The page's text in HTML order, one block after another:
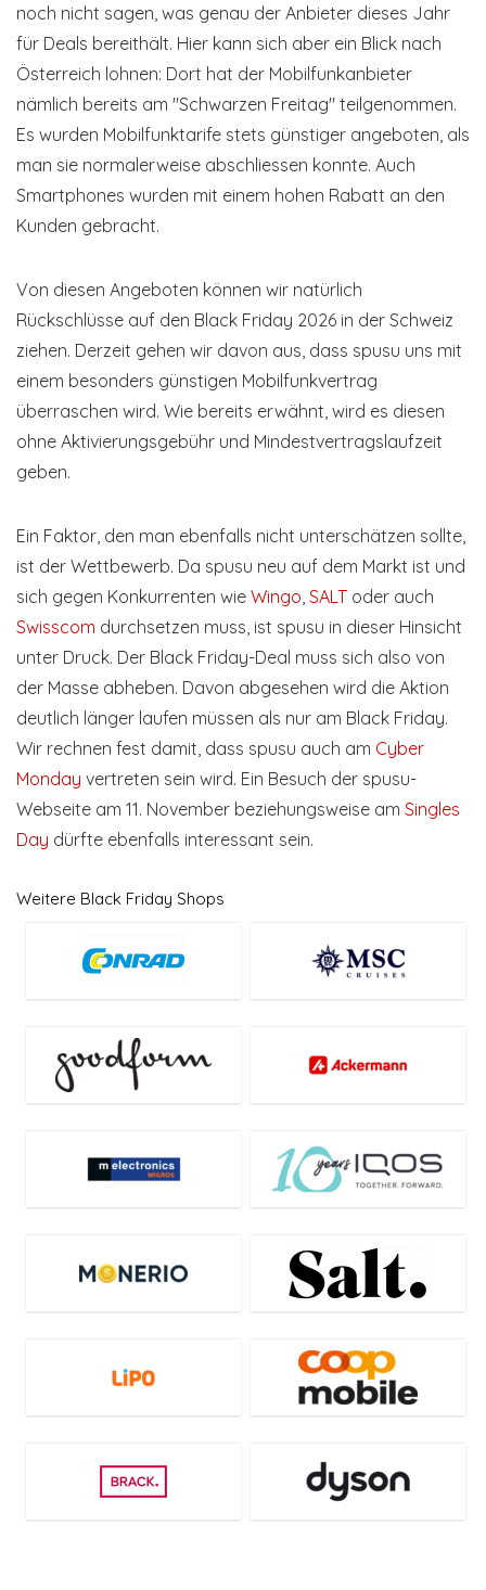
noch nicht sagen, was genau der Anbieter dieses Jahr
für Deals bereithält. Hier kann sich aber ein Blick nach
Österreich lohnen: Dort hat der Mobilfunkanbieter
nämlich bereits am "Schwarzen Freitag" teilgenommen.
Es wurden Mobilfunktarife stets günstiger angeboten, als
man sie normalerweise abschliessen konnte. Auch
Smartphones wurden mit einem hohen Rabatt an den
Kunden gebracht.
Von diesen Angeboten können wir natürlich
Rückschlüsse auf den Black Friday 2026 in der Schweiz
ziehen. Derzeit gehen wir davon aus, dass spusu uns mit
einem besonders günstigen Mobilfunkvertrag
überraschen wird. Wie bereits erwähnt, wird es diesen
ohne Aktivierungsgebühr und Mindestvertragslaufzeit
geben.
Ein Faktor, den man ebenfalls nicht unterschätzen sollte,
ist der Wettbewerb. Da spusu neu auf dem Markt ist und
sich gegen Konkurrenten wie Wingo SALT oder auch
Swisscom durchsetzen muss, ist spusu in dieser Hinsicht
unter Druck. Der Black Friday-Deal muss sich also von
der Masse abheben. Davon abgesehen wird die Aktion
deutlich länger laufen müssen als nur am Black Friday.
Wir rechnen fest damit, dass spusu auch am Cyber
Monday vertreten sein wird. Ein Besuch der spusu-
Webseite am 11. November beziehungsweise am Singles
Day dürfte ebenfalls interessant sein.
Weitere Black Friday Shops